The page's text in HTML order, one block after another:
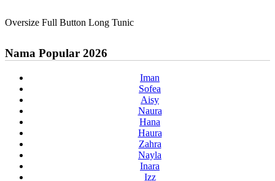
Oversize Full Button Long Tunic
Nama Popular 2026
Iman
Sofea
Aisy
Naura
Hana
Haura
Zahra
Nayla
Inara
Izz